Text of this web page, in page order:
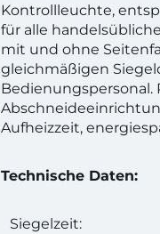
Kontrollleuchte,
für alle
mit und ohne
gleichmäßigen
Bedienungspersonal.
Aufheizzeit,
Technische Daten:
Siegelzeit: